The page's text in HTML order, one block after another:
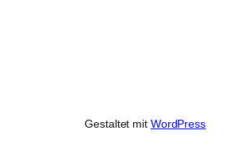
Gestaltet mit WordPress